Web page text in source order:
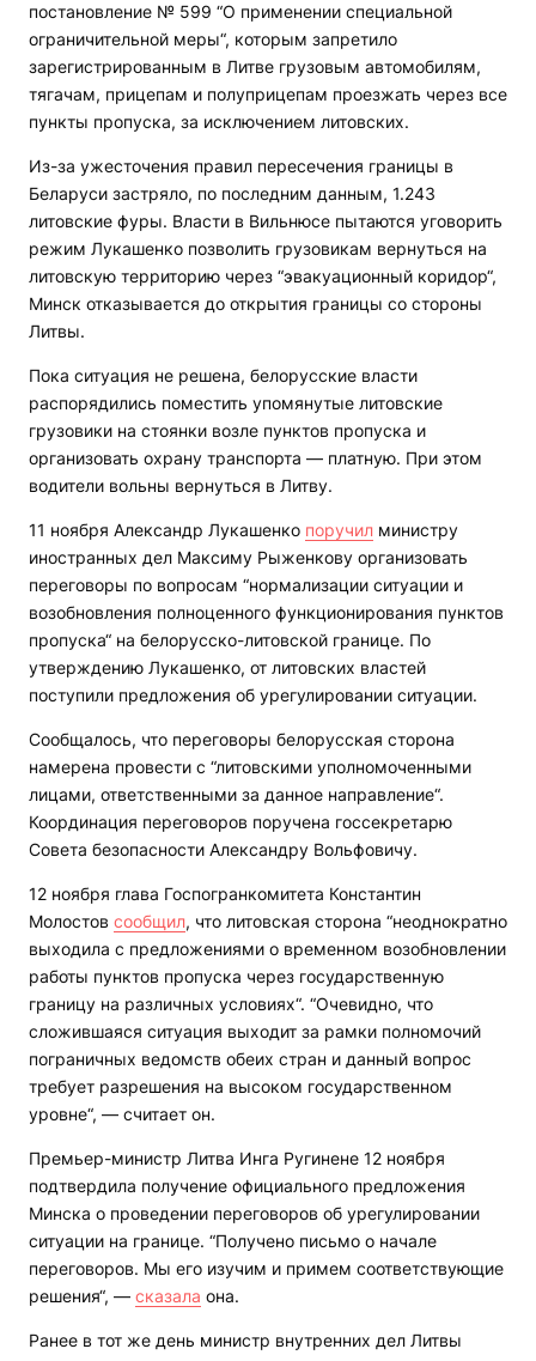
постановление № 599 “О применении специальной
ограничительной меры“, которым запретило
зарегистрированным в Литве грузовым автомобилям,
тягачам, прицепам и полуприцепам проезжать через все
пункты пропуска, за исключением литовских.
Из-за ужесточения правил пересечения границы в
Беларуси застряло, по последним данным, 1.243
литовские фуры. Власти в Вильнюсе пытаются уговорить
режим Лукашенко позволить грузовикам вернуться на
литовскую территорию через “эвакуационный коридор“,
Минск отказывается до открытия границы со стороны
Литвы.
Пока ситуация не решена, белорусские власти
распорядились поместить упомянутые литовские
грузовики на стоянки возле пунктов пропуска и
организовать охрану транспорта — платную. При этом
водители вольны вернуться в Литву.
11 ноября Александр Лукашенко поручил министру
иностранных дел Максиму Рыженкову организовать
переговоры по вопросам “нормализации ситуации и
возобновления полноценного функционирования пунктов
пропуска“ на белорусско-литовской границе. По
утверждению Лукашенко, от литовских властей
поступили предложения об урегулировании ситуации.
Сообщалось, что переговоры белорусская сторона
намерена провести с “литовскими уполномоченными
лицами, ответственными за данное направление“.
Координация переговоров поручена госсекретарю
Совета безопасности Александру Вольфовичу.
12 ноября глава Госпогранкомитета Константин
Молостов сообщил, что литовская сторона “неоднократно
выходила с предложениями о временном возобновлении
работы пунктов пропуска через государственную
границу на различных условиях“. “Очевидно, что
сложившаяся ситуация выходит за рамки полномочий
пограничных ведомств обеих стран и данный вопрос
требует разрешения на высоком государственном
уровне“, — считает он.
Премьер-министр Литва Инга Ругинене 12 ноября
подтвердила получение официального предложения
Минска о проведении переговоров об урегулировании
ситуации на границе. “Получено письмо о начале
переговоров. Мы его изучим и примем соответствующие
решения“, — сказала она.
Ранее в тот же день министр внутренних дел Литвы